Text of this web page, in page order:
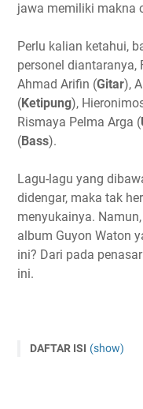
jawa memiliki makna
Perlu kalian ketahui,
personel diantaranya,
Ahmad Arifin (Gitar),
(Ketipung),
Rismaya Pelma Arga (
(Bass).
Lagu-lagu yang
didengar, maka tak
menyukainya.
album Guyon Waton
ini? Dari pada
ini.
DAFTAR ISI (show)